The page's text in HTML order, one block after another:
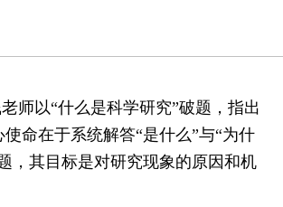
师以“什么是科学研究”破题，指出
命在于系统解答“是什么”与“为什
，其目标是对研究现象的原因和机